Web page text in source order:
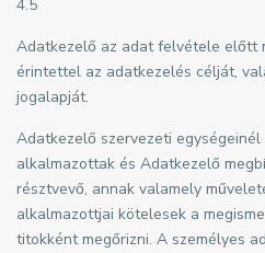
4.5
Adatkezelő az adat felvétele előtt
érintettel az adatkezelés célját,
jogalapját.
Adatkezelő szervezeti
alkalmazottak és Adatkezelő
résztvevő, annak valamely
alkalmazottjai kötelesek a
titokként megőrizni. A személyes